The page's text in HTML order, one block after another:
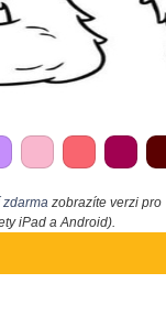
zobrazíte verzi pro
iPad a Android).